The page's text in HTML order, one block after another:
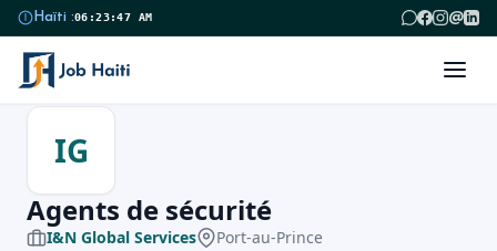
Haïti :06:23:48 AM @
IG
Agents de sécurité
I&N Global Services
Port-au-Prince